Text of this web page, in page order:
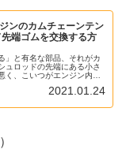
ンのカムチェーンテン
端ゴムを交換する方
」と有名な部品、それがカ
ュロッドの先端にある小さ
く、こいつがエンジン内部
はさ...
2021.01.24